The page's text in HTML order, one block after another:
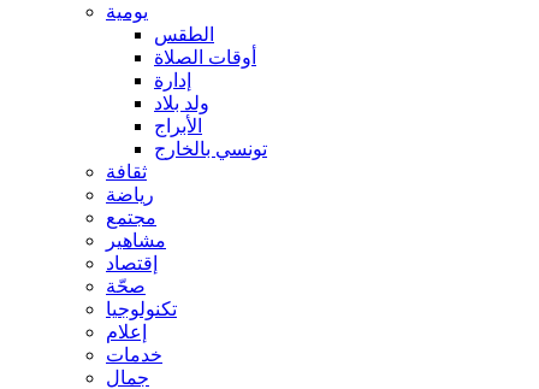
يومية
الطقس
أوقات الصلاة
إدارة
ولد بلاد
الأبراج
تونسي بالخارج
ثقافة
رياضة
مجتمع
مشاهير
إقتصاد
صحّة
تكنولوجيا
إعلام
خدمات
جمال